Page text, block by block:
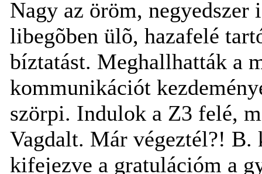
Nagy az öröm, negyedszer
libegõben ülõ, hazafelé
bíztatást. Meghallhatták a
kommunikációt
szörpi. Indulok a Z3 felé,
Vagdalt. Már végeztél?!
kifejezve a gratulációm a